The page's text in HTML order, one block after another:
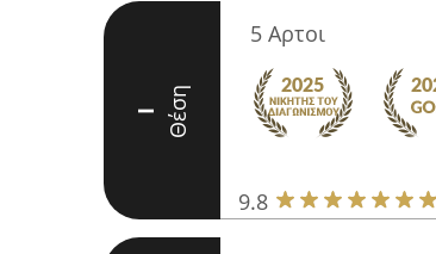
I Θέση
5 Αρτοι
9.8